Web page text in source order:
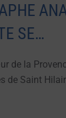
SE…
de la
de Saint